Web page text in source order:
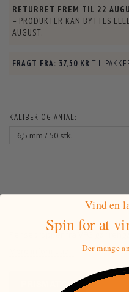
RETURRET FREM TIL 22
– PRODUKTER KAN BYTTES
AUGUST.
FRAGT FRA: 37,50 KR TIL
KALIBER OG ANTAL:
Rensepropper fra VFG gør
PRISMATCH
Vind en
Spin for at
Der mange